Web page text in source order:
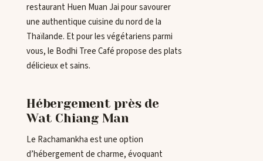
restaurant Huen Muan Jai pour savourer
une authentique cuisine du nord de la
Thaïlande. Et pour les végétariens parmi
vous, le Bodhi Tree Café propose des plats
délicieux et sains.
Hébergement près de
Wat Chiang Man
Le Rachamankha est une option
d’hébergement de charme, évoquant